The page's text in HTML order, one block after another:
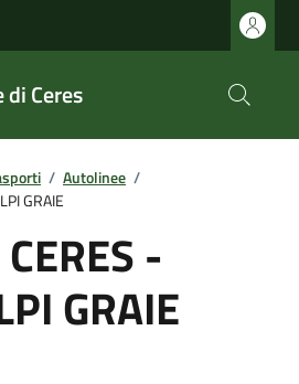
di Ceres
/ Autolinee /
GRAIE
-
GRAIE